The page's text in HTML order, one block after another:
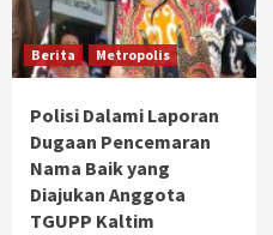
Berita Metropolis
Polisi Dalami Laporan
Dugaan Pencemaran
Nama Baik yang
Diajukan Anggota
TGUPP Kaltim